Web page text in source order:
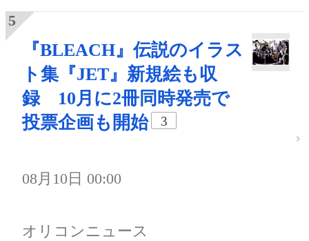
『BLEACH』伝説のイラス
ト集『JET』新規絵も収
録 10月に2冊同時発売で
投票企画も開始
3
08月10日 00:00
オリコンニュース